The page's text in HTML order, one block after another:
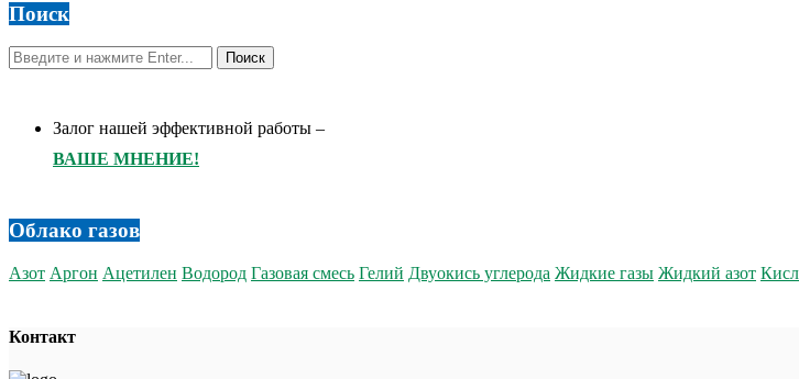
Поиск
Залог нашей эффективной работы –
ВАШЕ МНЕНИЕ!
Облако газов
Азот Аргон Ацетилен Водород Газовая смесь Гелий Двуокись углерода Жидкие газы Жидкий азот
Контакт